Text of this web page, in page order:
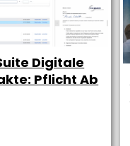
Digitale
Pflicht Ab